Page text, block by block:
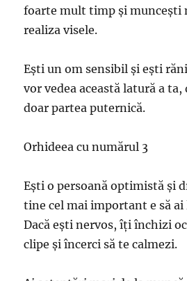
foarte mult timp și
realiza visele.
Ești un om sensibil și ești
vor vedea această latură a
doar partea puternică.
Orhideea cu numărul 3
Ești o persoană optimistă și
tine cel mai important e să ai
Dacă ești nervos, îți închizi
clipe și încerci să te calmezi.